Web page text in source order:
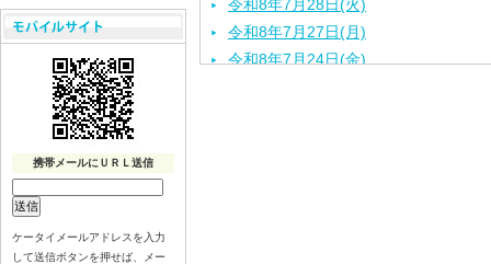
令和8年7月28日(火)
令和8年7月27日(月)
令和8年7月24日(金)
携帯メールにＵＲＬ送信
ケータイメールアドレスを入力
して送信ボタンを押せば、メー